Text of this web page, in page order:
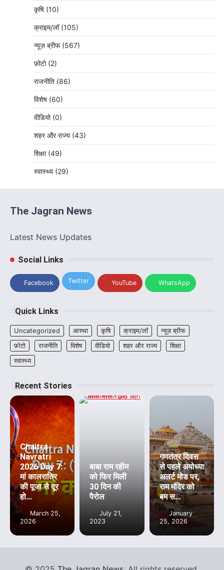
कृषि (10)
क्राइम/लॉ (105)
न्यूज़ ब्रीफ (567)
फ़ोटो (2)
राजनीति (86)
विशेष (60)
वीडियो (0)
शहर और राज्य (43)
शिक्षा (49)
स्वास्थ्य (29)
The Jagran News
Latest News Updates
Social Links
Facebook Twitter YouTube WhatsApp
Quick Links
Uncategorized आस्था कृषि क्राइम/लॉ
न्यूज़ ब्रीफ
फ़ोटो
राजनीति विशेष वीडियो शहर और राज्य
शिक्षा
स्वास्थ्य
Recent Stories
Chaitra
Navratri
2026 Day 7:
मां कालरात्रि
की पूजा से दूर
हो...
March 25,
2026
बाबा राम रहीम
को फिर मिली
30 दिन की
पैरोल
July 21,
2023
गणतंत्र दिवस
से पहले अयोध्या
अलर्ट मोड पर,
राम मंदिर को
बम स...
January
25, 2026